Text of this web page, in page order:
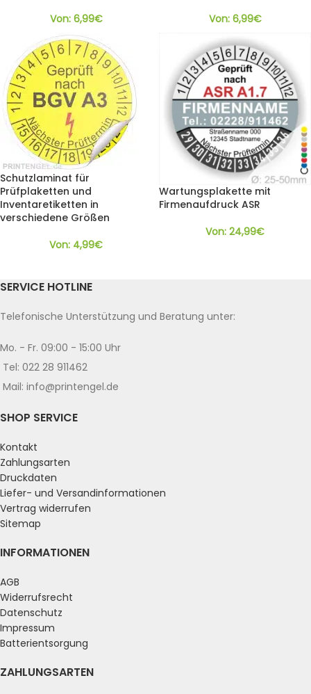
Von: 6,99€
Von: 6,99€
Schutzlaminat für
Prüfplaketten und
Inventaretiketten in
verschiedene Größen
Von: 4,99€
Wartungsplakette mit
Firmenaufdruck ASR
Von: 24,99€
SERVICE HOTLINE
Telefonische Unterstützung und Beratung unter:
Mo. - Fr. 09:00 - 15:00 Uhr
Tel: 022 28 911462
Mail: info@printengel.de
SHOP SERVICE
Kontakt
Zahlungsarten
Druckdaten
Liefer- und Versandinformationen
Vertrag widerrufen
Sitemap
INFORMATIONEN
AGB
Widerrufsrecht
Datenschutz
Impressum
Batterientsorgung
ZAHLUNGSARTEN